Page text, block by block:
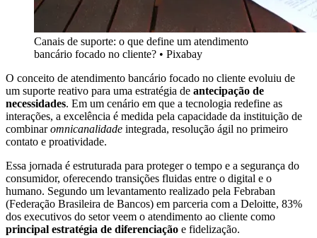
Canais de suporte: o que define um atendimento
bancário focado no cliente? • Pixabay
O conceito de atendimento bancário focado no cliente evoluiu de
um suporte reativo para uma estratégia de antecipação de
necessidades. Em um cenário em que a tecnologia redefine as
interações, a excelência é medida pela capacidade da instituição de
combinaromnicanalidade integrada, resolução ágil no primeiro
contato e proatividade.
Essa jornada é estruturada para proteger o tempo e a segurança do
consumidor, oferecendo transições fluidas entre o digital e o
humano. Segundo um levantamento realizado pela Febraban
(Federação Brasileira de Bancos) em parceria com a Deloitte, 83%
dos executivos do setor veem o atendimento ao cliente como
principal estratégia de diferenciação e fidelização.